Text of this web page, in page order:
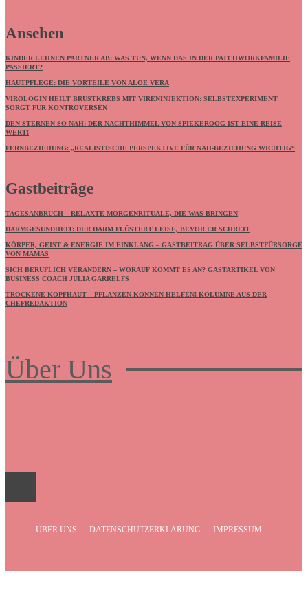
Ansehen
KINDER LEHNEN PARTNER AB: WAS TUN, WENN DAS IN DER PATCHWORKFAMILIE
PASSIERT?
HAUTPFLEGE: DIE VORTEILE VON ALOE VERA
VIROLOGIN HEILT BRUSTKREBS MIT VIRENINJEKTION: SELBSTEXPERIMENT
SORGT FÜR KONTROVERSEN
DEN STERNEN SO NAH: DER NACHTHIMMEL VON SPIEKEROOG IST EINE REISE
WERT!
FERNBEZIEHUNG: „REALISTISCHE PERSPEKTIVE FÜR NAH-BEZIEHUNG WICHTIG“
Gastbeiträge
TAGESANBRUCH – RELAXTE MORGENRITUALE, DIE WAS BRINGEN
DARMGESUNDHEIT: DER DARM FLÜSTERT LEISE, BEVOR ER SCHREIT
KÖRPER, GEIST & ENERGIE IM EINKLANG – GASTBEITRAG ÜBER SELBSTFÜRSORGE
VON MAMAS
SICH BERUFLICH VERÄNDERN – WORAUF KOMMT ES AN? GASTARTIKEL VON
BUSINESS COACH JULIA GARRELFS
TROCKENE KOPFHAUT – PFLANZEN KÖNNEN HELFEN! KOLUMNE AUS DER
CHEFREDAKTION
Über Uns
ÜBER UNS DATENSCHUTZERKLÄRUNG IMPRESSUM